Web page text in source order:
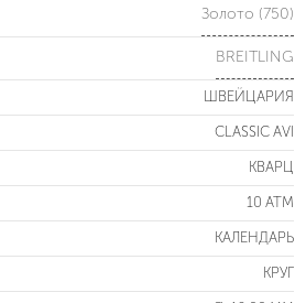
Золото (750)
BREITLING
ШВЕЙЦАРИЯ
CLASSIC AVI
КВАРЦ
10 ATM
КАЛЕНДАРЬ
КРУГ